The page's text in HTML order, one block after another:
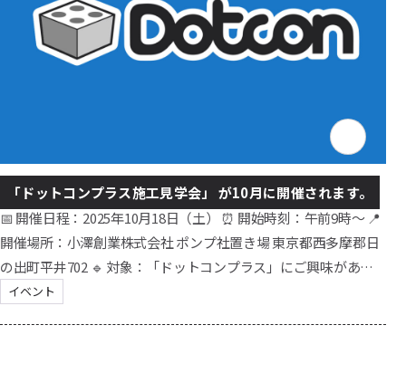
「ドットコンプラス施工見学会」 が10月に開催されます。
📅 開催日程：2025年10月18日（土） ⏰ 開始時刻：午前9時〜 📍
開催場所：小澤創業株式会社 ポンプ社置き場 東京都西多摩郡日
の出町平井702 🔹 対象：「ドットコンプラス」にご興味があ
り、施工や導入をご検討中の方限定となります。 ※大変混雑が
イベント